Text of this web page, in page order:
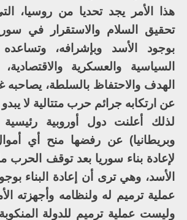
هذا الأمر يجد تحديا من روسيا،
تحقيق السلام والاستقرار في
بوجود الأسد وبإشرافه،
السياسية والعسكرية
الهدف والاحتفاظ بالسلطة،
عن ارتكابه جرائم حرب متتالية لا يبدو
لذلك أعلنت دول أوروبية رئيسية
وبريطانيا) عن رفضها منح أي
لإعادة بناء سوريا بعد توقف الحرب
الأسد، وهي ترى أن إعادة البناء
عملية ترميم له ولنظامه وأجهزته
وليست عملية ترميم للدولة